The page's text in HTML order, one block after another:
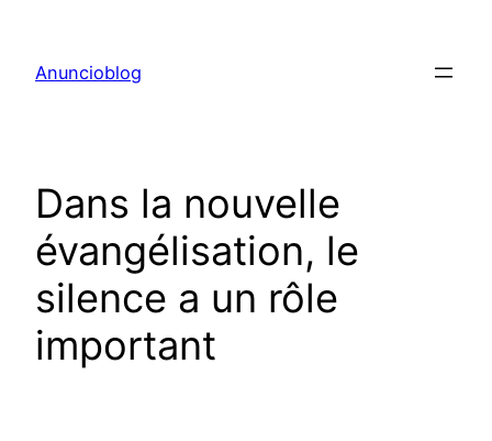
contenu
Anuncioblog
Dans la nouvelle
évangélisation, le
silence a un rôle
important